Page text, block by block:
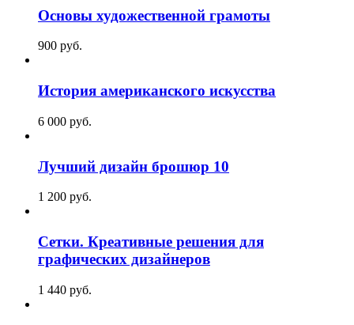
Основы художественной грамоты
900 pуб.
История американского искусства
6 000 pуб.
Лучший дизайн брошюр 10
1 200 pуб.
Сетки. Креативные решения для
графических дизайнеров
1 440 pуб.